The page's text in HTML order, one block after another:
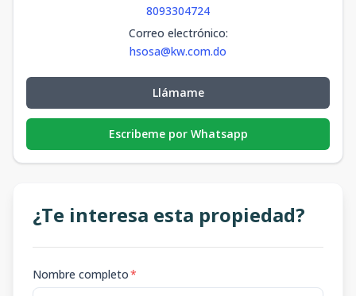
8093304724
Correo electrónico:
hsosa@kw.com.do
Llámame
Escribeme por Whatsapp
¿Te interesa esta propiedad?
Nombre completo*